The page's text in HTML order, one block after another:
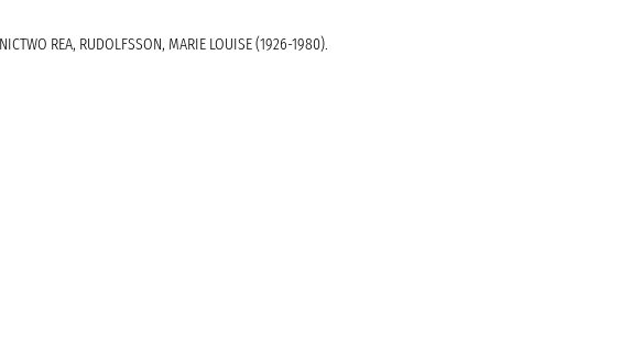
REA, RUDOLFSSON, MARIE LOUISE (1926-1980).